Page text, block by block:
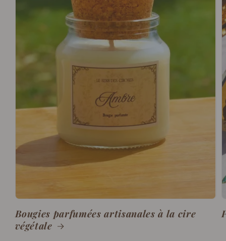
Bougies parfumées artisanales à la cire
végétale